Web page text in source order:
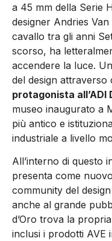
a 45 mm della Serie
designer Andries
cavallo tra gli anni
scorso, ha
accendere la luce.
del design attraverso
protagonista all’ADI
museo inaugurato a
più antico e
industriale a livello
All’interno di questo
presenta come
community del
anche al grande
d’Oro trova la
inclusi i prodotti AVE